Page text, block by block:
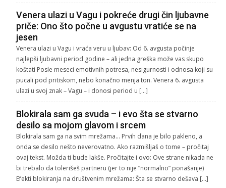
Venera ulazi u Vagu i pokreće drugi čin ljubavne
priče: Ono što počne u avgustu vratiće se na
jesen
Venera ulazi u Vagu i vraća veru u ljubav: Od 6. avgusta počinje
najlepši ljubavni period godine – ali jedna greška može vas skupo
koštati Posle meseci emotivnih potresa, nesigurnosti i odnosa koji su
pucali pod pritiskom, nebo konačno menja ton. Venera 6. avgusta
ulazi u svoj znak – Vagu – i donosi period u […]
Blokirala sam ga svuda – i evo šta se stvarno
desilo sa mojom glavom i srcem
Blokirala sam ga na svim mrežama… Prvih dana je bilo pakleno, a
onda se desilo nešto neverovatno. Ako razmišljaš o tome – pročitaj
ovaj tekst. Možda ti bude lakše. Pročitajte i ovo: Ove strane nikada ne
bi trebalo da tolerišeš partneru (jer to nije ”normalno” ponašanje)
Efekti blokiranja na društvenim mrežama: Šta se stvarno dešava […]